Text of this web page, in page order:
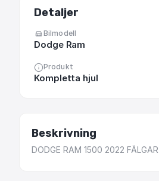
Detaljer
Bilmodell
Dodge Ram
Produkt
Kompletta hjul
Beskrivning
DODGE RAM 1500 2022 FÄLGAR